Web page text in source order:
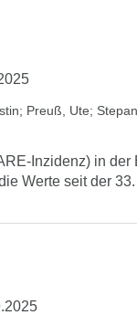
; Preuß, Ute;
Inzidenz) in
Werte seit der